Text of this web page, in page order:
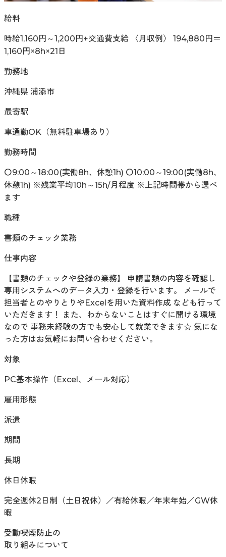
給料
時給1,160円～1,200円+交通費支給 〈月収例〉 194,880円＝
1,160円×8h×21日
勤務地
沖縄県 浦添市
最寄駅
車通勤OK（無料駐車場あり）
勤務時間
〇9:00～18:00(実働8h、休憩1h) 〇10:00～19:00(実働8h、
休憩1h) ※残業平均10h～15h/月程度 ※上記時間帯から選べ
ます
職種
書類のチェック業務
仕事内容
【書類のチェックや登録の業務】 申請書類の内容を確認し
専用システムへのデータ入力・登録を行います。 メールで
担当者とのやりとりやExcelを用いた資料作成 なども行って
いただきます！ また、わからないことはすぐに聞ける環境
なので 事務未経験の方でも安心して就業できます☆ 気にな
った方はお気軽にお問い合わせください。
対象
PC基本操作（Excel、メール対応）
雇用形態
派遣
期間
長期
休日休暇
完全週休2日制（土日祝休）／有給休暇／年末年始／GW休
暇
受動喫煙防止の
取り組みについて